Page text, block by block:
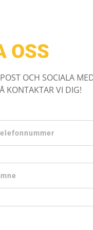
OSS
OCH SOCIALA
KONTAKTAR VI DIG!